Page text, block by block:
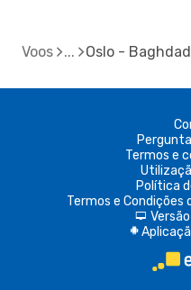
Voos Oslo - Baghdad
Termos e
Política
Termos e Condições
d
A